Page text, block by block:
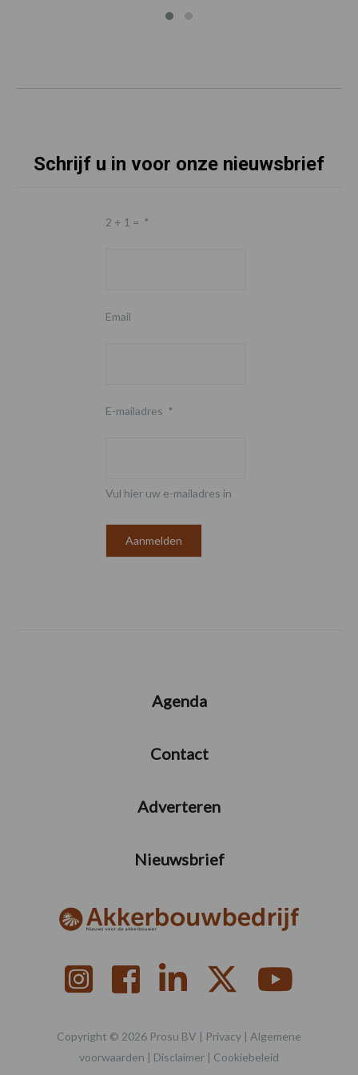
Schrijf u in voor onze nieuwsbrief
2 + 1 = *
Email
E-mailadres *
Vul hier uw e-mailadres in
Agenda
Contact
Adverteren
Nieuwsbrief
Copyright © 2026 Prosu BV | Privacy | Algemene
voorwaarden | Disclaimer | Cookiebeleid